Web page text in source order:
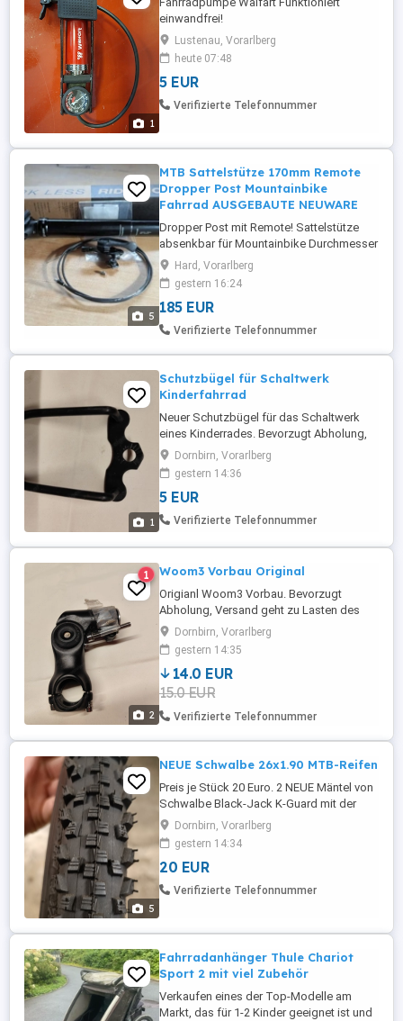
1
einwandfrei!
Lustenau, Vorarlberg
heute 07:48
5 EUR
Verifizierte Telefonnummer
5
MTB Sattelstütze 170mm Remote
Dropper Post Mountainbike
Fahrrad AUSGEBAUTE NEUWARE
Dropper Post mit Remote! Sattelstütze
absenkbar für Mountainbike Durchmesser
34,9mm Ausfahrlänge 170mm Seilzug
innenliegend mit Remote Hebel und
Adapter für SRAM Bremshebel. Aus
neuem Fahrrad ausgebaut da eine kürzere
verbaut wurde.
Hard, Vorarlberg
gestern 16:24
185 EUR
Verifizierte Telefonnummer
1
Schutzbügel für Schaltwerk
Kinderfahrrad
Neuer Schutzbügel für das Schaltwerk
eines Kinderrades. Bevorzugt Abholung,
Versand geht zu Lasten des Käufers. Kann
gerne vor Ort besichtig werden. Da es sich
um einen Privatverkauf handelt keine
Garantie, Gewährleistung oder
Rücknahme.
Dornbirn, Vorarlberg
gestern 14:36
5 EUR
Verifizierte Telefonnummer
2
1 Woom3 Vorbau Original
Origianl Woom3 Vorbau. Bevorzugt
Abholung, Versand geht zu Lasten des
Käufers. Kann gerne vor Ort besichtig
werden. Da es sich um einen Privatverkauf
handelt keine Garantie, Gewährleistung
oder Rücknahme.
Dornbirn, Vorarlberg
gestern 14:35
14.0 EUR
15.0 EUR
Verifizierte Telefonnummer
5
NEUE Schwalbe 26x1.90 MTB-Reifen
Preis je Stück 20 Euro. 2 NEUE Mäntel von
Schwalbe Black-Jack K-Guard mit der
Bezeichnung 47-559 [26x1.90] 2.0 -4,5 Bar,
30-65 Psi auch einzeln zu haben. Neupreis
je Stück 23,99. Können gerne vor Ort
besichtig werden. Versandkosten gehen
zu Lasten des Käufers, bevorzugt
Dornbirn, Vorarlberg
gestern 14:34
20 EUR
Verifizierte Telefonnummer
Fahrradanhänger Thule Chariot
Sport 2 mit viel Zubehör
Verkaufen eines der Top-Modelle am
Markt, das für 1-2 Kinder geeignet ist und